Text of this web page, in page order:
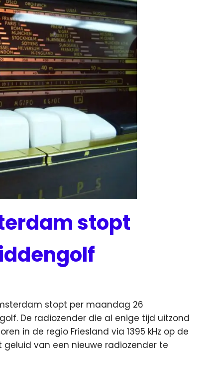
stopt
stopt per maandag 26
De radiozender die al enige tijd uitzond
in de regio Friesland via 1395 kHz op de
geluid van een nieuwe radiozender te